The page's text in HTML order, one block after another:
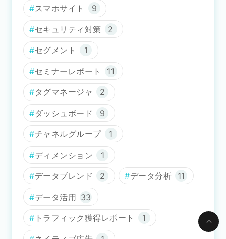
スマホサイト 9
セキュリティ対策 2
セグメント 1
セミナーレポート 11
タグマネージャ 2
ダッシュボード 9
チャネルグループ 1
ディメンション 1
データブレンド 2 データ分析 11
データ活用 33
トラフィック獲得レポート 1